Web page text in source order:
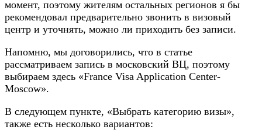
момент, поэтому жителям остальных регионов я бы
рекомендовал предварительно звонить в визовый
центр и уточнять, можно ли приходить без записи.
Напомню, мы договорились, что в статье
рассматриваем запись в московский ВЦ, поэтому
выбираем здесь «France Visa Application Center-
Moscow».
В следующем пункте, «Выбрать категорию визы»,
также есть несколько вариантов: